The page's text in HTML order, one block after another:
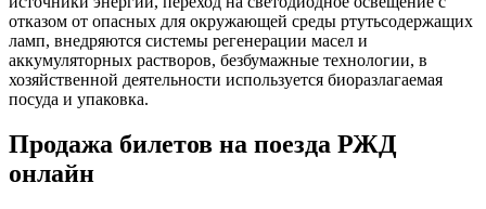
отказом от опасных для окружающей среды ртутьсодержащих
ламп, внедряются системы регенерации масел и
аккумуляторных растворов, безбумажные технологии, в
хозяйственной деятельности используется биоразлагаемая
посуда и упаковка.
Продажа билетов на поезда РЖД
онлайн